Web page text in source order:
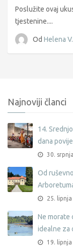
Poslužite ovaj
tjestenine....
Od Helena V.
Najnoviji članci
14.
dana
30.
Od
25. lipnja
Ne morate
idealne za
19. lipnja